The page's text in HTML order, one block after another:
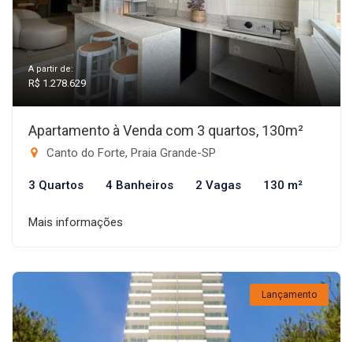
A partir de:
R$ 1.278.629
Apartamento à Venda com 3 quartos, 130m²
Canto do Forte, Praia Grande-SP
3 Quartos 4 Banheiros 2 Vagas 130 m²
Mais informações
Lançamento